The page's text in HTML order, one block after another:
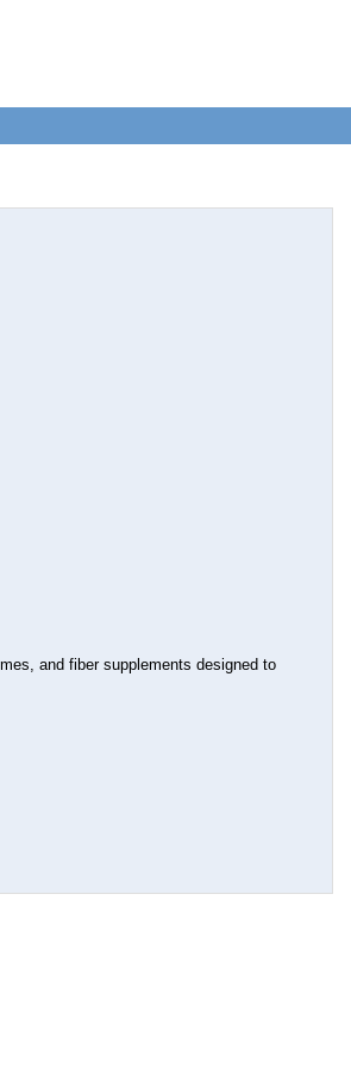
and fiber supplements designed to